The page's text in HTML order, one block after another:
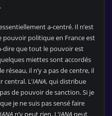
.
a-centré. Il n’est
pouvoir politique en France est
dire que tout le pouvoir est
miettes sont accordés
réseau, il n’y a pas de centre, il
central. L’IANA, qui distribue
pas de pouvoir de sanction. Si je
je ne suis pas sensé faire
IANA n’y peut rien. L’IANA peut